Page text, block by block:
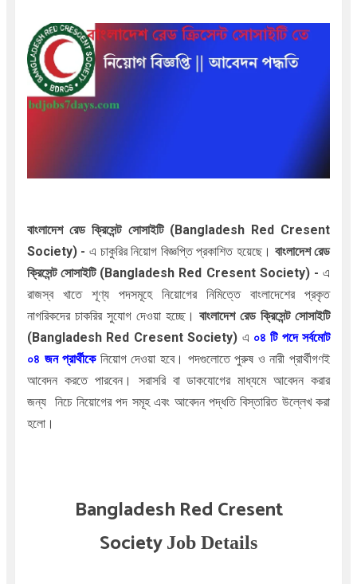
বাংলাদেশ রেড ক্রিসেন্ট সোসাইটি (Bangladesh Red Cresent
Society)-এ চাকুরির নিয়োগ বিজ্ঞপ্তি প্রকাশিত হয়েছে। বাংলাদেশ রেড
ক্রিসেন্ট সোসাইটি (Bangladesh Red Cresent Society) -এ
রাজস্ব খাতে
শূণ্য পদসমূহে নিয়োগের নিমিত্তে বাংলাদেশের প্রকৃত
নাগরিকদের চাকরির সুযোগ দেওয়া হচ্ছে। বাংলাদেশ রেড ক্রিসেন্ট সোসাইটি
(Bangladesh Red Cresent Society) এ ০৪ টি পদে সর্বমোট
০৪ জন প্রার্থীকে নিয়োগ দেওয়া হবে। পদগুলোতে পুরুষ ও নারী প্রার্থীগণই
আবেদন করতে পারবেন। সরাসরি বা ডাকযোগের মাধ্যমে আবেদন করার
জন্য নিচে নিয়োগের পদ সমূহ এবং আবেদন পদ্ধতি বিস্তারিত উল্লেখ করা
হলো।
Bangladesh Red Cresent
Society Job Details